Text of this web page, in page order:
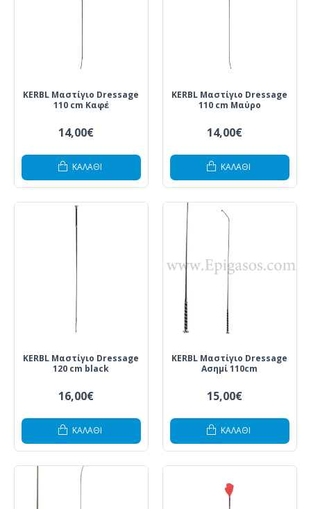
KERBL Μαστίγιο Dressage
110 cm Καφέ
14,00€
ΚΑΛΆΘΙ
KERBL Μαστίγιο Dressage
110 cm Μαύρο
14,00€
ΚΑΛΆΘΙ
KERBL Μαστίγιο Dressage
120 cm black
16,00€
ΚΑΛΆΘΙ
KERBL Μαστίγιο Dressage
Ασημί 110cm
15,00€
ΚΑΛΆΘΙ